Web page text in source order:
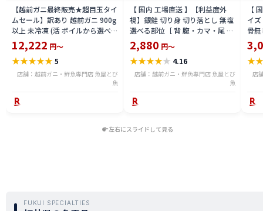
【越前ガニ最終販売★超目玉タイ
ムセール】訳あり 越前ガニ 900g
以上 未冷凍 (活 ボイルから選べ
る) 福井県産 国産 産地直送 脚折
れ 訳ありカニ 越前がに ズワイガ
ニ 越前 かに 送料無料 etz-900w
12,222 円～
★★★★★5
店舗：越前ガニ・鮮魚専門店 魚屋とび
魚
【 国内 工場直送 】【利益度外
視】銀鮭 切り身 切り落とし 無塩
選べる部位［ 背 腹・カマ・尾 ］
600g〜2.4kg 骨取り・骨無し 骨
あり 切り落とし 骨取り・骨無し
切身 ses2301-12ka
2,880 円～
★★★★★ 4.16
店舗：越前ガニ・鮮魚専門店 魚屋とび
魚
【
イ
骨
(真
ライ
★
店
左右にスライドして見る
FUKUI SPECIALTIES